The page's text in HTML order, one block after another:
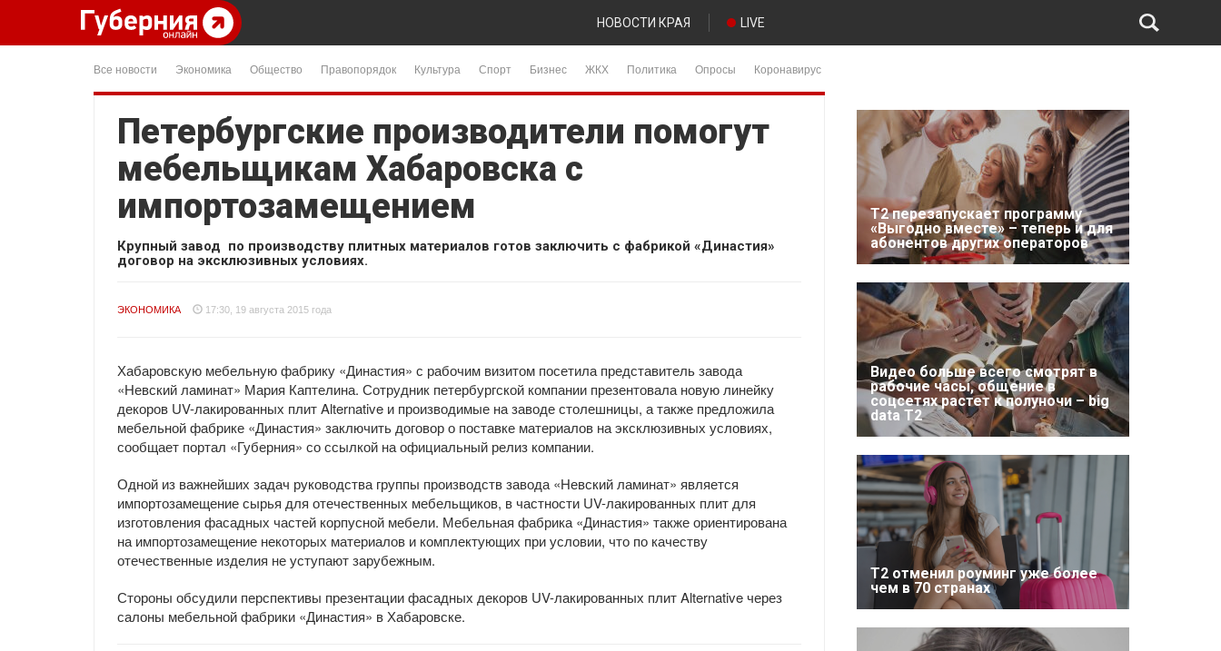
НОВОСТИ КРАЯ LIVE
Все новости Экономика Общество Правопорядок Культура Спорт Бизнес ЖКХ Политика Опросы Коронавирус
Петербургские производители помогут
мебельщикам Хабаровска с
импортозамещением
Крупный завод по производству плитных материалов готов заключить с фабрикой «Династия»
договор на эксклюзивных условиях.
ЭКОНОМИКА 17:30, 19 августа 2015 года
Хабаровскую мебельную фабрику «Династия» с рабочим визитом посетила представитель завода
«Невский ламинат» Мария Каптелина. Сотрудник петербургской компании презентовала новую линейку
декоров UV-лакированных плит Alternative и производимые на заводе столешницы, а также предложила
мебельной фабрике «Династия» заключить договор о поставке материалов на эксклюзивных условиях,
сообщает портал «Губерния» со ссылкой на официальный релиз компании.
Одной из важнейших задач руководства группы производств завода «Невский ламинат» является
импортозамещение сырья для отечественных мебельщиков, в частности UV-лакированных плит для
изготовления фасадных частей корпусной мебели. Мебельная фабрика «Династия» также ориентирована
на импортозамещение некоторых материалов и комплектующих при условии, что по качеству
отечественные изделия не уступают зарубежным.
Стороны обсудили перспективы презентации фасадных декоров UV-лакированных плит Alternative через
салоны мебельной фабрики «Династия» в Хабаровске.
Т2 перезапускает программу
«Выгодно вместе» – теперь и для
абонентов других операторов
Видео больше всего смотрят в
рабочие часы, общение в
соцсетях растет к полуночи – big
data T2
Т2 отменил роуминг уже более
чем в 70 странах